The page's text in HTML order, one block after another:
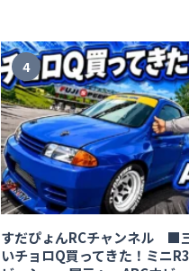
4
すだぴょんRCチャンネル ■
いチョロQ買ってきた！ミニ